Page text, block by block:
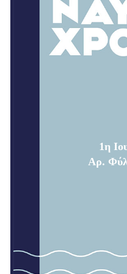
1η
Αρ.